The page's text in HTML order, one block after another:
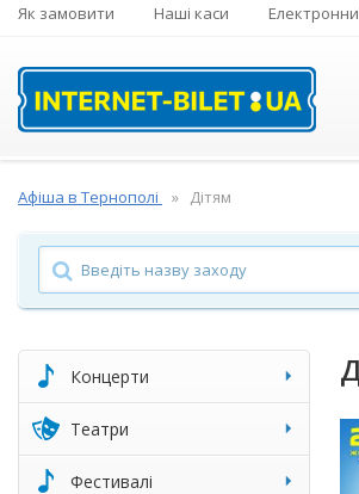
Як замовити Наші каси
Афіша в Тернополі Дітям
Концерти
Театри
Фестивалі